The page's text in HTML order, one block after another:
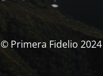
© Primera Fidelio 2024